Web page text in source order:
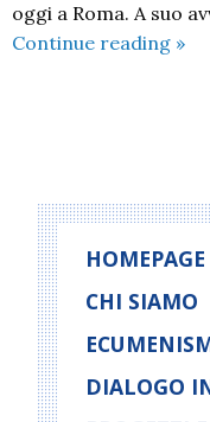
oggi a Roma. A suo
Continue reading
una
»
HOMEPAGE
CHI SIAMO
DIALOGO